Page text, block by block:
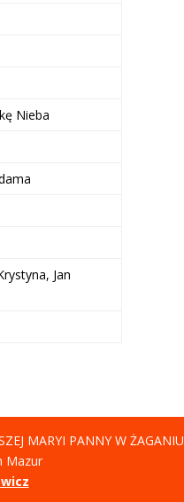
Nieba
Jan
MARYI PANNY W ŻAGANIU
Mazur